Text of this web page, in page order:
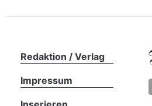
Redaktion / Verlag
Impressum